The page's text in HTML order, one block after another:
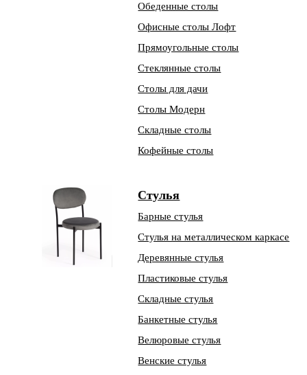
Обеденные столы
Офисные столы Лофт
Прямоугольные столы
Стеклянные столы
Столы для дачи
Столы Модерн
Складные столы
Кофейные столы
Стулья
Барные стулья
Стулья на металлическом каркасе
Деревянные стулья
Пластиковые стулья
Складные стулья
Банкетные стулья
Велюровые стулья
Венские стулья